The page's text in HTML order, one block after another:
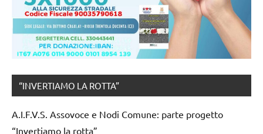
“INVERTIAMO LA ROTTA”
A.I.F.V.S. Assovoce e Nodi Comune: parte progetto
“Invertiamo la rotta”